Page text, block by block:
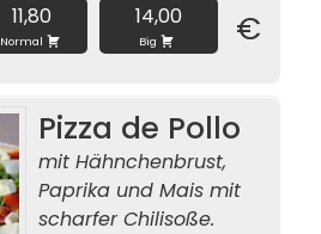
11,80
Normal
14,00
Big €
Pizza de Pollo
mit Hähnchenbrust,
Paprika und Mais mit
scharfer Chilisoße.